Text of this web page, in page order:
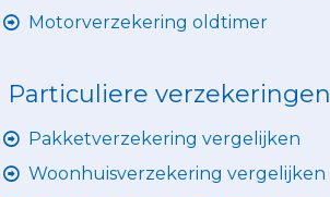
Motorverzekering oldtimer
Particuliere verzekeringen
Pakketverzekering vergelijken
Woonhuisverzekering vergelijken